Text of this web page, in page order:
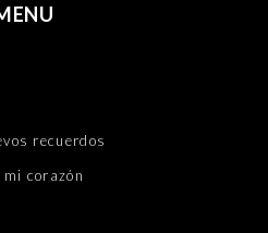
recuerdos
corazón